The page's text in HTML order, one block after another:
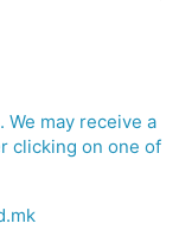
may receive a
clicking on one of